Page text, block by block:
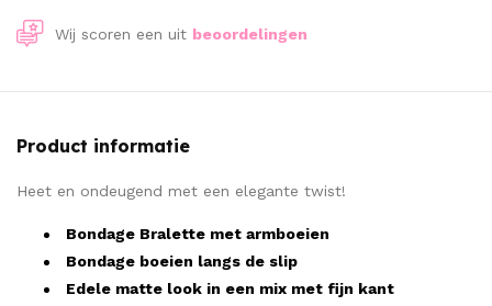
Wij scoren een uit beoordelingen
Product informatie
Heet en ondeugend met een elegante twist!
Bondage Bralette met armboeien
Bondage boeien langs de slip
Edele matte look in een mix met fijn kant